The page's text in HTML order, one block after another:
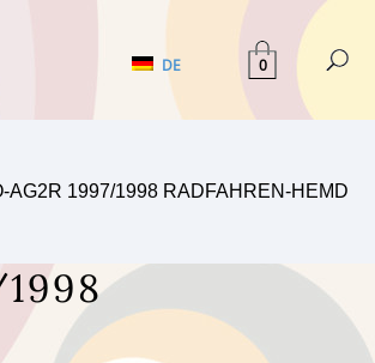
DE 0
AG2R 1997/1998 RADFAHREN-HEMD